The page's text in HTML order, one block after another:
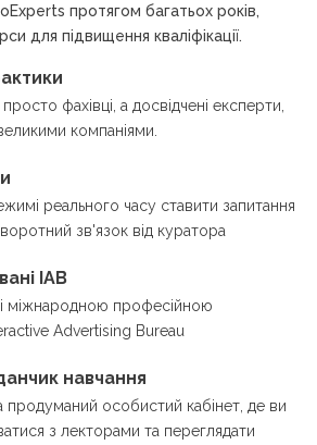
протягом багатьох років,
для підвищення кваліфікації.
фахівці, а досвідчені експерти,
компаніями.
реального часу ставити запитання
зв'язок від куратора
IAB
міжнародною професійною
Advertising Bureau
навчання
продуманий особистий кабінет, де ви
з лекторами та переглядати